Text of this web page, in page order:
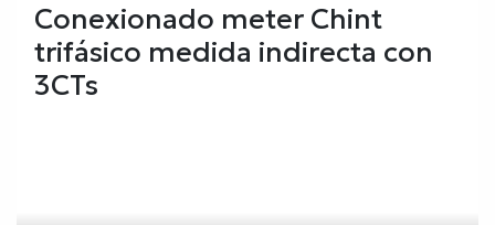
Conexionado meter Chint
trifásico medida indirecta con
3CTs